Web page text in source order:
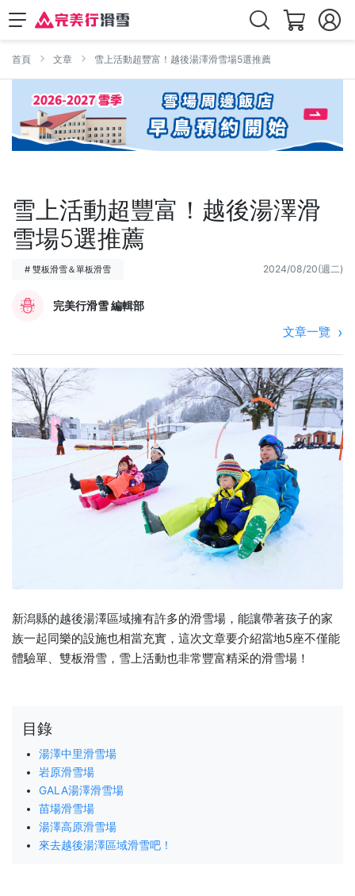
首頁 文章 雪上活動超豐富！越後湯澤滑雪場5選推薦
雪上活動超豐富！越後湯澤滑
雪場5選推薦
# 雙板滑雪＆單板滑雪 2024/08/20(週二)
完美行滑雪 編輯部
文章一覽
新潟縣的越後湯澤區域擁有許多的滑雪場，能讓帶著孩子的家
族一起同樂的設施也相當充實，這次文章要介紹當地5座不僅能
體驗單、雙板滑雪，雪上活動也非常豐富精采的滑雪場！
目錄
湯澤中里滑雪場
岩原滑雪場
GALA湯澤滑雪場
苗場滑雪場
湯澤高原滑雪場
來去越後湯澤區域滑雪吧！